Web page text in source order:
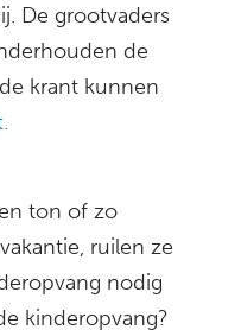
De grootvaders
de
krant kunnen
ton of zo
ruilen ze
nodig
kinderopvang?